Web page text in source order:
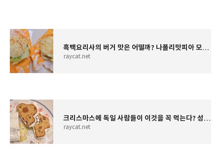
흑백요리사의 버거 맛은 어떨까? 나폴리맛피아 모짜렐라 버거 후기
raycat.net
크리스마스에 독일 사람들이 이것을 꼭 먹는다? 성심당 스톨렌 후기
raycat.net